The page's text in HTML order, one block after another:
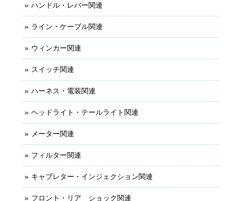
ハンドル・レバー関連
ライン・ケーブル関連
ウィンカー関連
スイッチ関連
ハーネス・電装関連
ヘッドライト・テールライト関連
メーター関連
フィルター関連
キャブレター・インジェクション関連
フロント・リア ショック関連